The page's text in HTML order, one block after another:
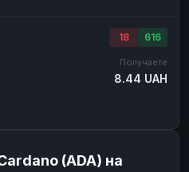
18 616
Получаете
8.44 UAH
(ADA) на